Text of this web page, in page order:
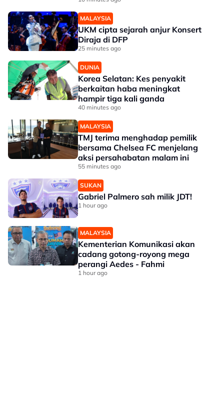
MALAYSIA
UKM cipta sejarah anjur Konsert
Diraja di DFP
25 minutes ago
DUNIA
Korea Selatan: Kes penyakit
berkaitan haba meningkat
hampir tiga kali ganda
40 minutes ago
MALAYSIA
TMJ terima menghadap pemilik
bersama Chelsea FC menjelang
aksi persahabatan malam ini
55 minutes ago
SUKAN
Gabriel Palmero sah milik JDT!
1 hour ago
MALAYSIA
Kementerian Komunikasi akan
cadang gotong-royong mega
perangi Aedes - Fahmi
1 hour ago